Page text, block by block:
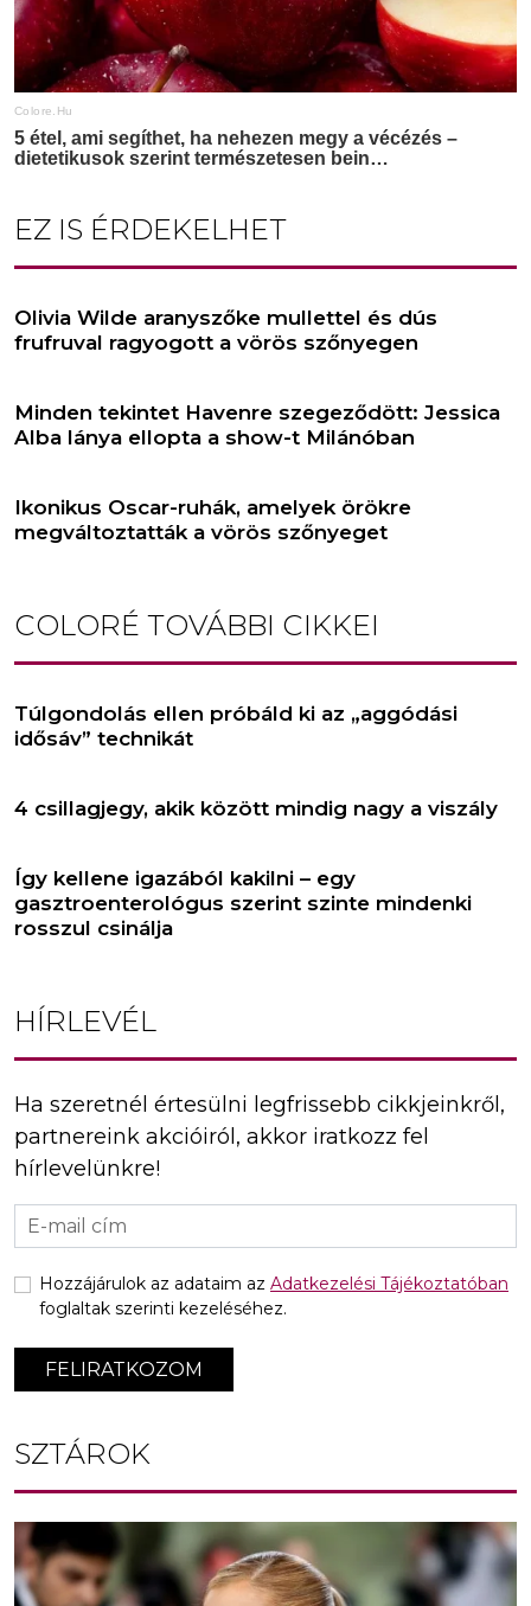
EZ IS ÉRDEKELHET
Olivia Wilde aranyszőke mullettel és dús
frufruval ragyogott a vörös szőnyegen
Minden tekintet Havenre szegeződött: Jessica
Alba lánya ellopta a show-t Milánóban
Ikonikus Oscar-ruhák, amelyek örökre
megváltoztatták a vörös szőnyeget
COLORÉ TOVÁBBI CIKKEI
Túlgondolás ellen próbáld ki az „aggódási
idősáv” technikát
4 csillagjegy, akik között mindig nagy a viszály
Így kellene igazából kakilni – egy
gasztroenterológus szerint szinte mindenki
rosszul csinálja
HÍRLEVÉL
Ha szeretnél értesülni legfrissebb cikkjeinkről,
partnereink akcióiról, akkor iratkozz fel
hírlevelünkre!
FELIRATKOZOM
Hozzájárulok az adataim az Adatkezelési Tájékoztatóban
foglaltak szerinti kezeléséhez.
SZTÁROK